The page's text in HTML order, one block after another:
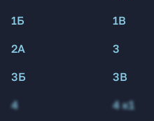
1Б
1В
2А
3
3Б
3В
4
4 к1